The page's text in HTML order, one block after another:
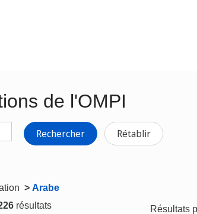
de l'OMPI
Rechercher Rétablir
> Arabe
résultats Résultats